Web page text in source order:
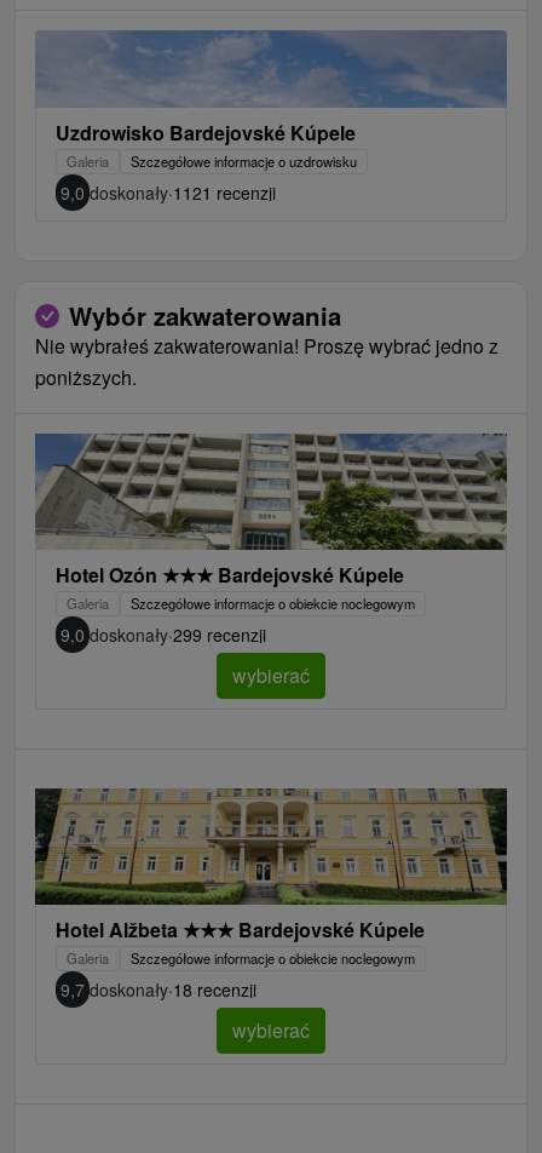
Uzdrowisko Bardejovské Kúpele
Galeria Szczegółowe informacje o uzdrowisku
9,0 doskonały·1121 recenzji
Wybór zakwaterowania
Nie wybrałeś zakwaterowania! Proszę wybrać jedno z
poniższych.
Hotel Ozón ★★★ Bardejovské Kúpele
Galeria Szczegółowe informacje o obiekcie noclegowym
9,0 doskonały·299 recenzji
wybierać
Hotel Alžbeta ★★★ Bardejovské Kúpele
Galeria Szczegółowe informacje o obiekcie noclegowym
9,7 doskonały·18 recenzji
wybierać